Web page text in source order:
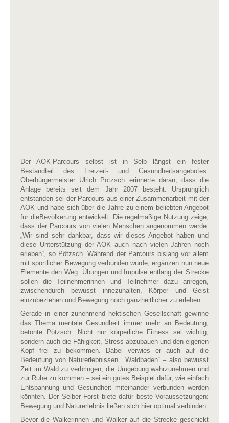
Der AOK-Parcours selbst ist in Selb längst ein fester
Bestandteil des Freizeit- und Gesundheitsangebotes.
Oberbürgermeister Ulrich Pötzsch erinnerte daran, dass die
Anlage bereits
seit dem Jahr 2007 besteht. Ursprünglich
entstanden sei der Parcours aus einer Zusammenarbeit mit der
AOK und habe sich über die Jahre zu einem beliebten Angebot
für dieBevölkerung entwickelt. Die regelmäßige Nutzung zeige,
dass der Parcours von vielen Menschen angenommen werde.
„Wir sind sehr dankbar, dass wir dieses Angebot haben und
diese Unterstützung der AOK auch nach vielen Jahren noch
erleben“, so Pötzsch. Während der Parcours bislang vor allem
mit sportlicher Bewegung verbunden wurde, ergänzen nun neue
Elemente den Weg. Übungen und Impulse entlang der Strecke
sollen die Teilnehmerinnen und Teilnehmer dazu anregen,
zwischendurch bewusst innezuhalten, Körper und Geist
einzubeziehen und Bewegung noch ganzheitlicher zu erleben.
Gerade in einer zunehmend hektischen Gesellschaft gewinne
das Thema mentale Gesundheit immer mehr an Bedeutung,
betonte Pötzsch. Nicht nur körperliche Fitness sei wichtig,
sondern auch die Fähigkeit, Stress abzubauen und den eigenen
Kopf frei zu bekommen. Dabei verwies er auch auf die
Bedeutung von Naturerlebnissen. „Waldbaden“ – also bewusst
Zeit im Wald zu verbringen, die Umgebung wahrzunehmen und
zur Ruhe zu kommen – sei ein gutes Beispiel dafür, wie einfach
Entspannung und Gesundheit miteinander verbunden werden
könnten. Der Selber Forst biete dafür beste Voraussetzungen:
Bewegung und Naturerlebnis ließen sich hier optimal verbinden.
Bevor die Walkerinnen und Walker auf die Strecke geschickt